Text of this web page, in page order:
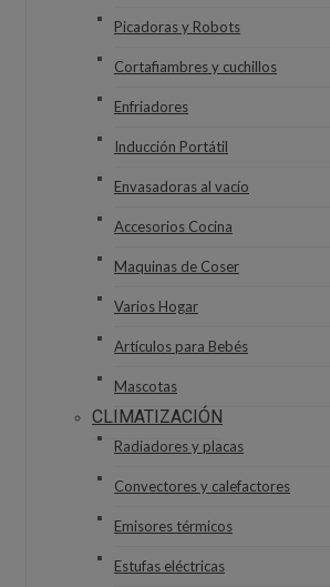
Picadoras y Robots
Cortafiambres y cuchillos
Enfriadores
Inducción Portátil
Envasadoras al vacío
Accesorios Cocina
Maquinas de Coser
Varios Hogar
Artículos para Bebés
Mascotas
CLIMATIZACIÓN
Radiadores y placas
Convectores y calefactores
Emisores térmicos
Estufas eléctricas